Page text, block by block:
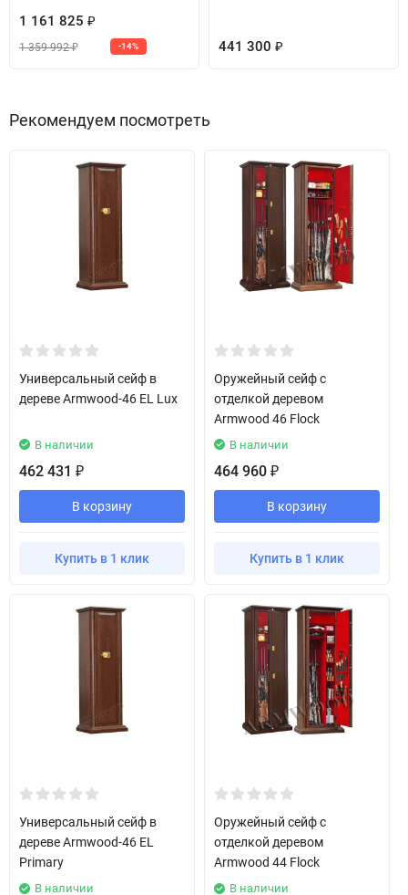
к полу.
Можно заказать данный сейф без оружейной отделки- под
1 161 825 ₽
1 359 992₽ -14% 441 300 ₽
Рекомендуем посмотреть
Универсальный сейф в
дереве Armwood-46 EL Lux
В наличии
462 431 ₽
В корзину
Купить в 1 клик
Оружейный сейф с
отделкой деревом
Armwood 46 Flock
В наличии
464 960 ₽
В корзину
Купить в 1 клик
Универсальный сейф в
дереве Armwood-46 EL
Primary
В наличии
Оружейный сейф с
отделкой деревом
Armwood 44 Flock
В наличии